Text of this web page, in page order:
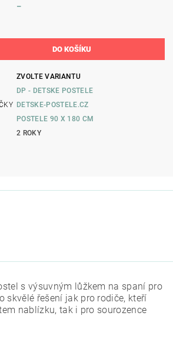
–
ZVOLTE VARIANTU
DP - DETSKE POSTELE
DETSKE-POSTELE.CZ
POSTELE 90 X 180 CM
2 ROKY
s výsuvným lůžkem na spaní pro
skvělé řešení jak pro rodiče, kteří
nablízku, tak i pro sourozence